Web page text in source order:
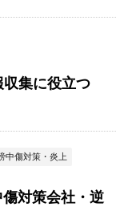
収集に役立つ
中傷対策・炎上
傷対策会社・逆